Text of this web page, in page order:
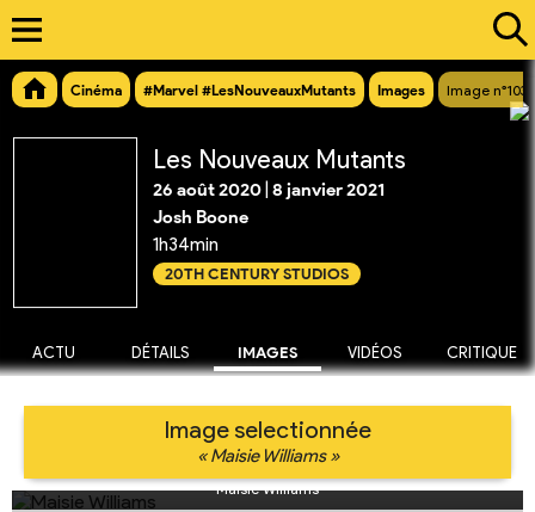
Cinéma #Marvel #LesNouveauxMutants Images Image
Les Nouveaux Mutants
26 août 2020 8 janvier 2021
Josh Boone
1h34min
20TH CENTURY STUDIOS
ACTU DÉTAILS IMAGES VIDÉOS CRITIQUE
Image selectionnée
« Maisie Williams »
Maisie Williams